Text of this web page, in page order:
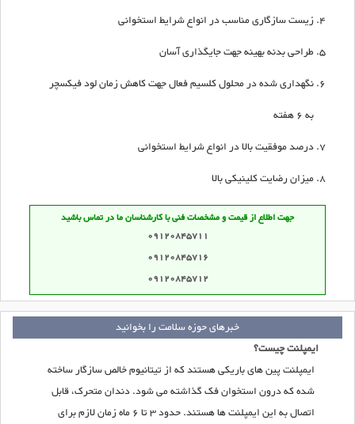
زیست سازگاری مناسب در انواع شرایط استخوانی
طراحی بدنه بهینه جهت جایگذاری آسان
نگهداری شده در محلول کلسیم فعال جهت کاهش زمان لود فیکسچر
به 6 هفته
درصد موفقیت بالا در انواع شرایط استخوانی
میزان رضایت کلینیکی بالا
جهت اطلاع از قیمت و مشخصات فنی با کارشناسان ما در تماس باشید
09120845711
09120845716
09120845712
خبرهای حوزه سلامت را بخوانید
ایمپلنت چیست؟
ایمپلنت پین های باریکی هستند که از تیتانیوم خالص سازگار ساخته
شده که درون استخوان فک گذاشته می شود. دندان متحرک، قابل
اتصال به این ایمپلنت ها هستند. حدود 3 تا 6 ماه زمان لازم برای